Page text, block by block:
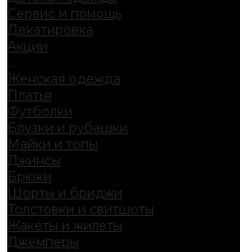
Сервис и помощь
Декатировка
Акции
...
Женская одежда
Платья
Футболки
Блузки и рубашки
Майки и топы
Джинсы
Брюки
Шорты и бриджи
Толстовки и свитшоты
Жакеты и жилеты
Джемперы